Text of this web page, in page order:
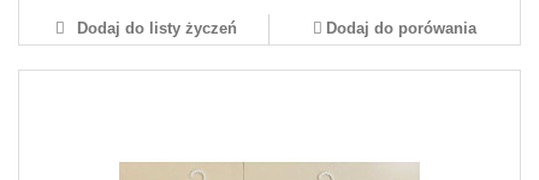
Dodaj do listy życzeń Dodaj do porówania